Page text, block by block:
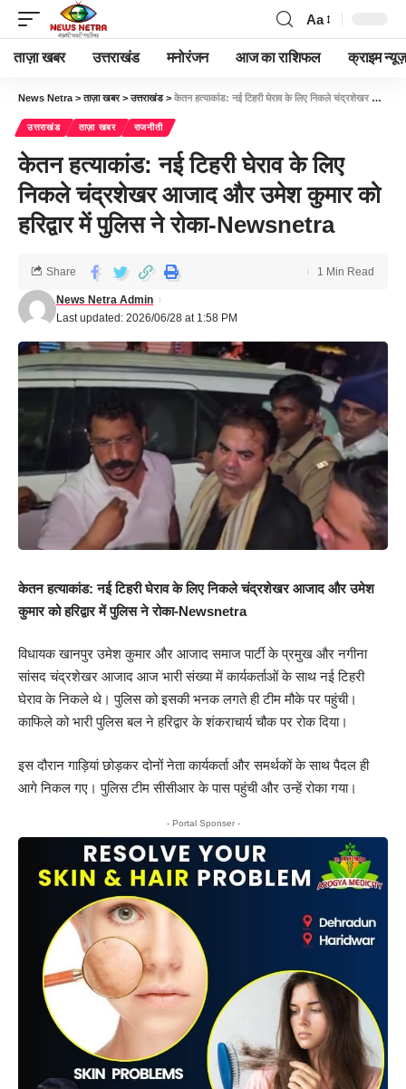
Aa
ताज़ा खबर उत्तराखंड मनोरंजन आज का राशिफल क्राइम न्यूज़
News Netra >ताज़ा खबर>उत्तराखंड> केतन हत्याकांड: नई टिहरी घेराव के लिए निकले चंद्रशेखर आजाद और उमेश कुमार को हरिद्वार में पुलिस ने रोका-Newsnetra
उत्तराखंड ताज़ा खबर राजनीती
केतन हत्याकांड: नई टिहरी घेराव के लिए
निकले चंद्रशेखर आजाद और उमेश कुमार को
हरिद्वार में पुलिस ने रोका-Newsnetra
Last updated: 2026/06/28 at 1:58 PM
News Netra Admin
Share 1 Min Read
केतन हत्याकांड: नई टिहरी घेराव के लिए निकले चंद्रशेखर आजाद और उमेश
कुमार को हरिद्वार में पुलिस ने रोका-Newsnetra
विधायक खानपुर उमेश कुमार और आजाद समाज पार्टी के प्रमुख और नगीना
सांसद चंद्रशेखर आजाद आज भारी संख्या में कार्यकर्ताओं के साथ नई टिहरी
घेराव के निकले थे। पुलिस को इसकी भनक लगते ही टीम मौके पर पहुंची।
काफिले को भारी पुलिस बल ने हरिद्वार के शंकराचार्य चौक पर रोक दिया।
इस दौरान गाड़ियां छोड़कर दोनों नेता कार्यकर्ता और समर्थकों के साथ पैदल ही
आगे निकल गए। पुलिस टीम सीसीआर के पास पहुंची और उन्हें रोका गया।
- Portal Sponser -